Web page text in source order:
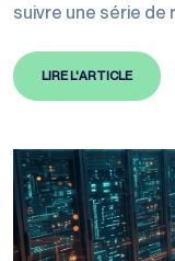
suivre une série de
garantir des
définissent les
en 2026
Celles-ci
LIRE L'ARTICLE